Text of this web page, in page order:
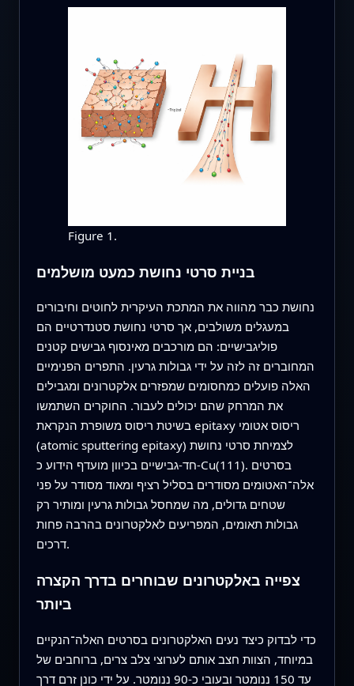
Figure 1.
בניית סרטי נחושת כמעט מושלמים
נחושת כבר מהווה את המתכת העיקרית לחוטים וחיבורים
במעגלים משולבים, אך סרטי נחושת סטנדרטיים הם
פוליגבישיים: הם מורכבים מאינסוף גבישים קטנים
המחוברים זה לזה על ידי גבולות גרעין. התפרים הפנימיים
האלה פועלים כמחסומים שמפזרים אלקטרונים ומגבילים
את המרחק שהם יכולים לעבור. החוקרים השתמשו
בשיטת ריסוס משופרת הנקראת epitaxy ריסוס אטומי
(atomic sputtering epitaxy) לצמיחת סרטי נחושת
חד-גבישיים בכיוון מועדף הידוע כ-Cu(111). בסרטים
אלה־האטומים מסודרים בסליל רציף ומאוד מסודר על פני
שטחים גדולים, מה שמחסל גבולות גרעין ומותיר רק
גבולות תאומים, המפריעים לאלקטרונים בהרבה פחות
דרכים.
צפייה באלקטרונים שבוחרים בדרך הקצרה
ביותר
כדי לבדוק כיצד נעים האלקטרונים בסרטים האלה־הנקיים
במיוחד, הצוות חצב אותם לערוצי צלב צרים, ברוחבים של
עד 150 ננומטר ובעובי כ-90 ננומטר. על ידי כונן זרם דרך